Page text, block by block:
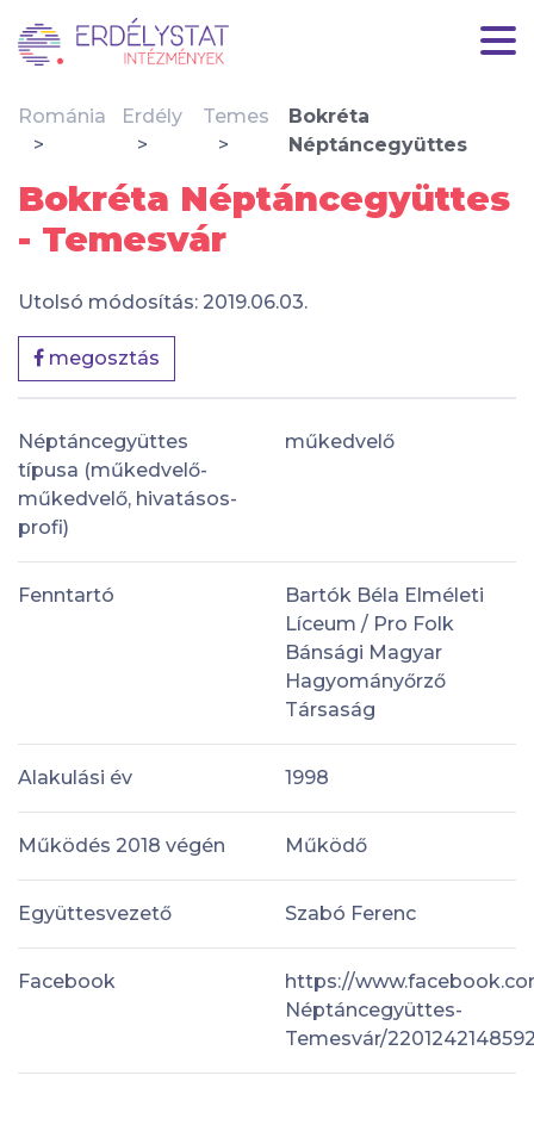
Románia Erdély Temes
Bokréta
Néptáncegyüttes
Bokréta Néptáncegyüttes
- Temesvár
Utolsó módosítás: 2019.06.03.
megosztás
Néptáncegyüttes
típusa (műkedvelő-
műkedvelő, hivatásos-
profi)
műkedvelő
Fenntartó
Bartók Béla Elméleti
Líceum / Pro Folk
Bánsági Magyar
Hagyományőrző
Társaság
Alakulási év 1998
Működés 2018 végén Működő
Együttesvezető Szabó Ferenc
Facebook
https://
Néptáncegyüttes-
Temesvár/